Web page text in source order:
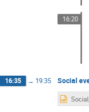
16:20
16:35 → 19:35 Social